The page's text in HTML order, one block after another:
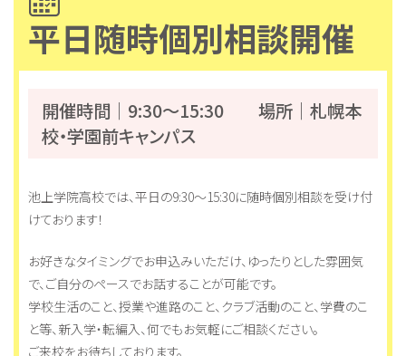
本校について
情報公開
ご寄付のお願い
コース紹介
集中スクーリングコ
入学案内
編入学
オープンキャンパス
Voice
平日随時個別相談開催
開催時間｜9:30～15:30 場所｜札幌本
校・学園前キャンパス
池上学院高校では、平日の9:30～15:30に随時個別相談を受け付
けております！
お好きなタイミングでお申込みいただけ、ゆったりとした雰囲気
で、ご自分のペースでお話することが可能です。
学校生活のこと、授業や進路のこと、クラブ活動のこと、学費のこ
と等、新入学・転編入、何でもお気軽にご相談ください。
ご来校をお待ちしております。